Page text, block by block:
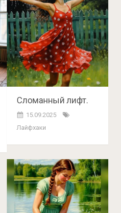
Сломанный лифт.
15.09.2025
Лайфхаки